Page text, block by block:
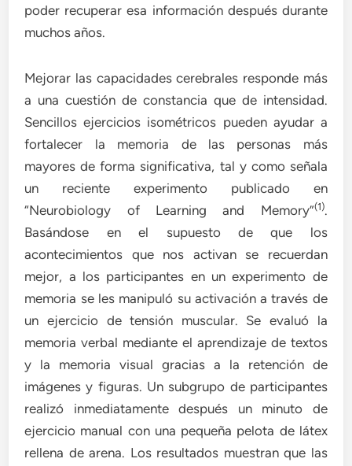
poder recuperar esa información después durante
muchos años.
Mejorar las capacidades cerebrales responde más
a una cuestión de constancia que de intensidad.
Sencillos ejercicios isométricos pueden ayudar a
fortalecer la memoria de las personas más
mayores de forma significativa, tal y como señala
un reciente experimento publicado en
“Neurobiology of Learning and Memory”(1).
Basándose en el supuesto de que los
acontecimientos que nos activan se recuerdan
mejor, a los participantes en un experimento de
memoria se les manipuló su activación a través de
un ejercicio de tensión muscular. Se evaluó la
memoria verbal mediante el aprendizaje de textos
y la memoria visual gracias a la retención de
imágenes y figuras. Un subgrupo de participantes
realizó inmediatamente después un minuto de
ejercicio manual con una pequeña pelota de látex
rellena de arena. Los resultados muestran que las